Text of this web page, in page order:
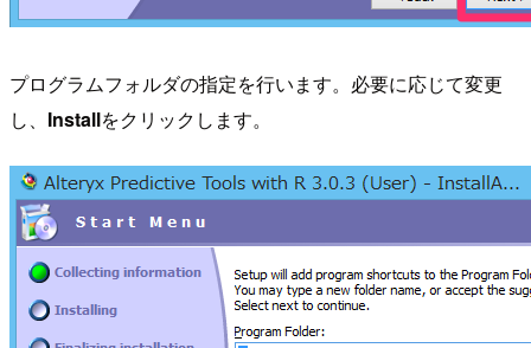
プログラムフォルダの指定を行います。必要に応じて変更
し、 Installをクリックします。